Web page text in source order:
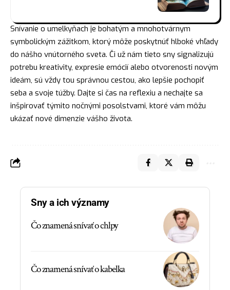
Snívanie o umelkyňach je bohatým a mnohotvárnym
symbolickým zážitkom, ktorý môže poskytnúť hlboké vhľady
do nášho vnútorného sveta. Či už nám tieto sny signalizujú
potrebu kreativity, expresie emócií alebo otvorenosti novým
ideám, sú vždy tou správnou cestou, ako lepšie pochopiť
seba a svoje túžby. Dajte si čas na reflexiu a nechajte sa
inšpirovať týmito nočnými posolstvami, ktoré vám môžu
ukázať nové dimenzie vášho života.
Sny a ich významy
Čo znamená snívať o chlpy
Čo znamená snívať o kabelka